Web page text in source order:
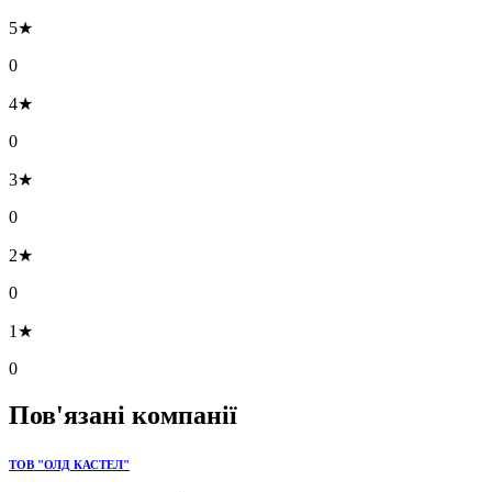
5★
0
4★
0
3★
0
2★
0
1★
0
Пов'язані компанії
ТОВ "ОЛД КАСТЕЛ"